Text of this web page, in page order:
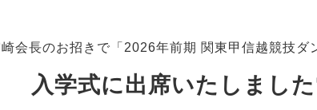
会長のお招きで「2026年前期 関東甲信越競技
入学式に出席いたしまし